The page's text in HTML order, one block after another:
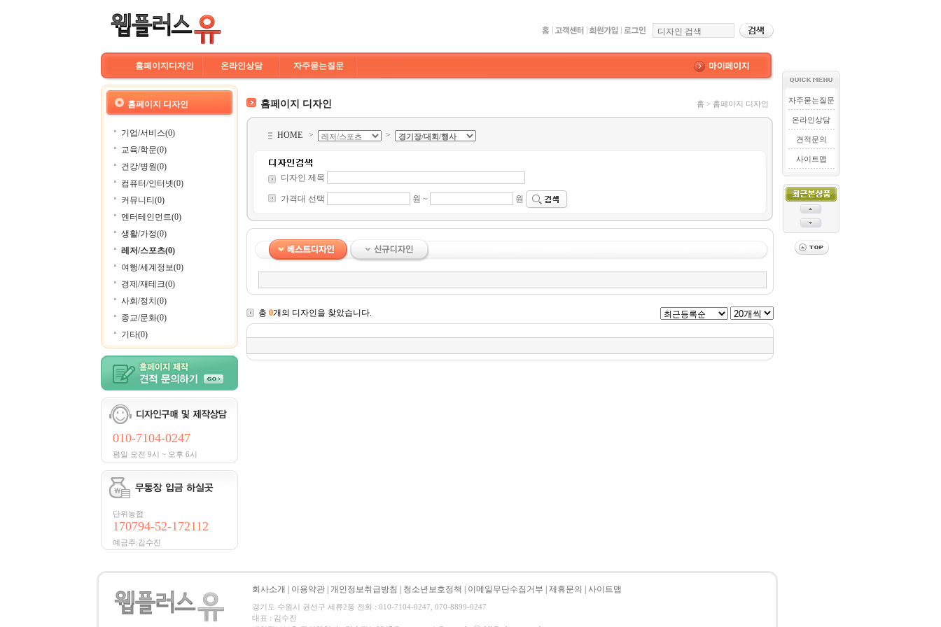
홈페이지디자인 온라인상담 자주묻는질문
홈페이지 디자인
기업/서비스(0)
교육/학문(0)
건강/병원(0)
컴퓨터/인터넷(0)
커뮤니티(0)
엔터테인먼트(0)
생활/가정(0)
레저/스포츠(0)
여행/세계정보(0)
경제/재테크(0)
사회/정치(0)
종교/문화(0)
기타(0)
010-7104-0247
평일 오전 9시 ~ 오후 6시
단위농협
170794-52-172112
예금주:김수진
홈페이지 디자인 홈 > 홈페이지 디자인
HOME > >
디자인 제목
가격대 선택 원 ~ 원
총 0개의 디자인을 찾았습니다.
자주묻는질문
온라인상담
견적문의
사이트맵
회사소개 이용약관 개인정보취급방침 청소년보호정책 이메일무단수집거부 제휴문의 사이트맵
경기도 수원시 권선구 세류2동 전화 : 010-7104-0247, 070-8899-0247
대표 : 김수진